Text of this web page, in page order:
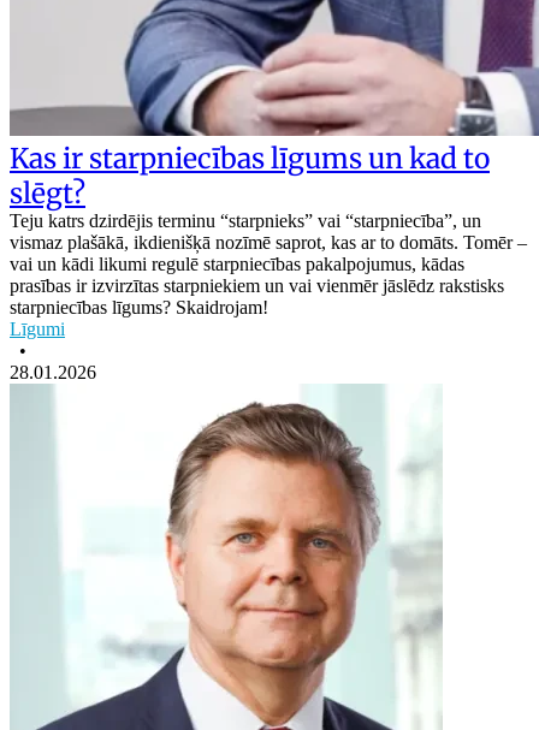
Kas ir starpniecības līgums un kad to
slēgt?
Teju katrs dzirdējis terminu “starpnieks” vai “starpniecība”, un
vismaz plašākā, ikdienišķā nozīmē saprot, kas ar to domāts. Tomēr –
vai un kādi likumi regulē starpniecības pakalpojumus, kādas
prasības ir izvirzītas starpniekiem un vai vienmēr jāslēdz rakstisks
starpniecības līgums? Skaidrojam!
Līgumi
•
28.01.2026